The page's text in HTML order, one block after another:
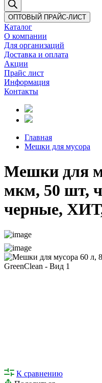
ОПТОВЫЙ ПРАЙС-ЛИСТ
Каталог
О компании
Для организаций
Доставка и оплата
Акции
Прайс лист
Информация
Контакты
Главная
Мешки для мусора
Мешки для
мкм, 50 шт,
черные,
К сравнению